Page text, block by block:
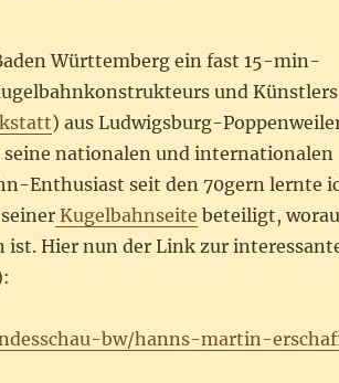
Württemberg ein fast 15-min-
und Künstlers
) aus Ludwigsburg-
nationalen und internationalen
Enthusiast seit den 70gern lernte
Kugelbahnseite beteiligt,
ist. Hier nun der Link zur
bw/hanns-martin-